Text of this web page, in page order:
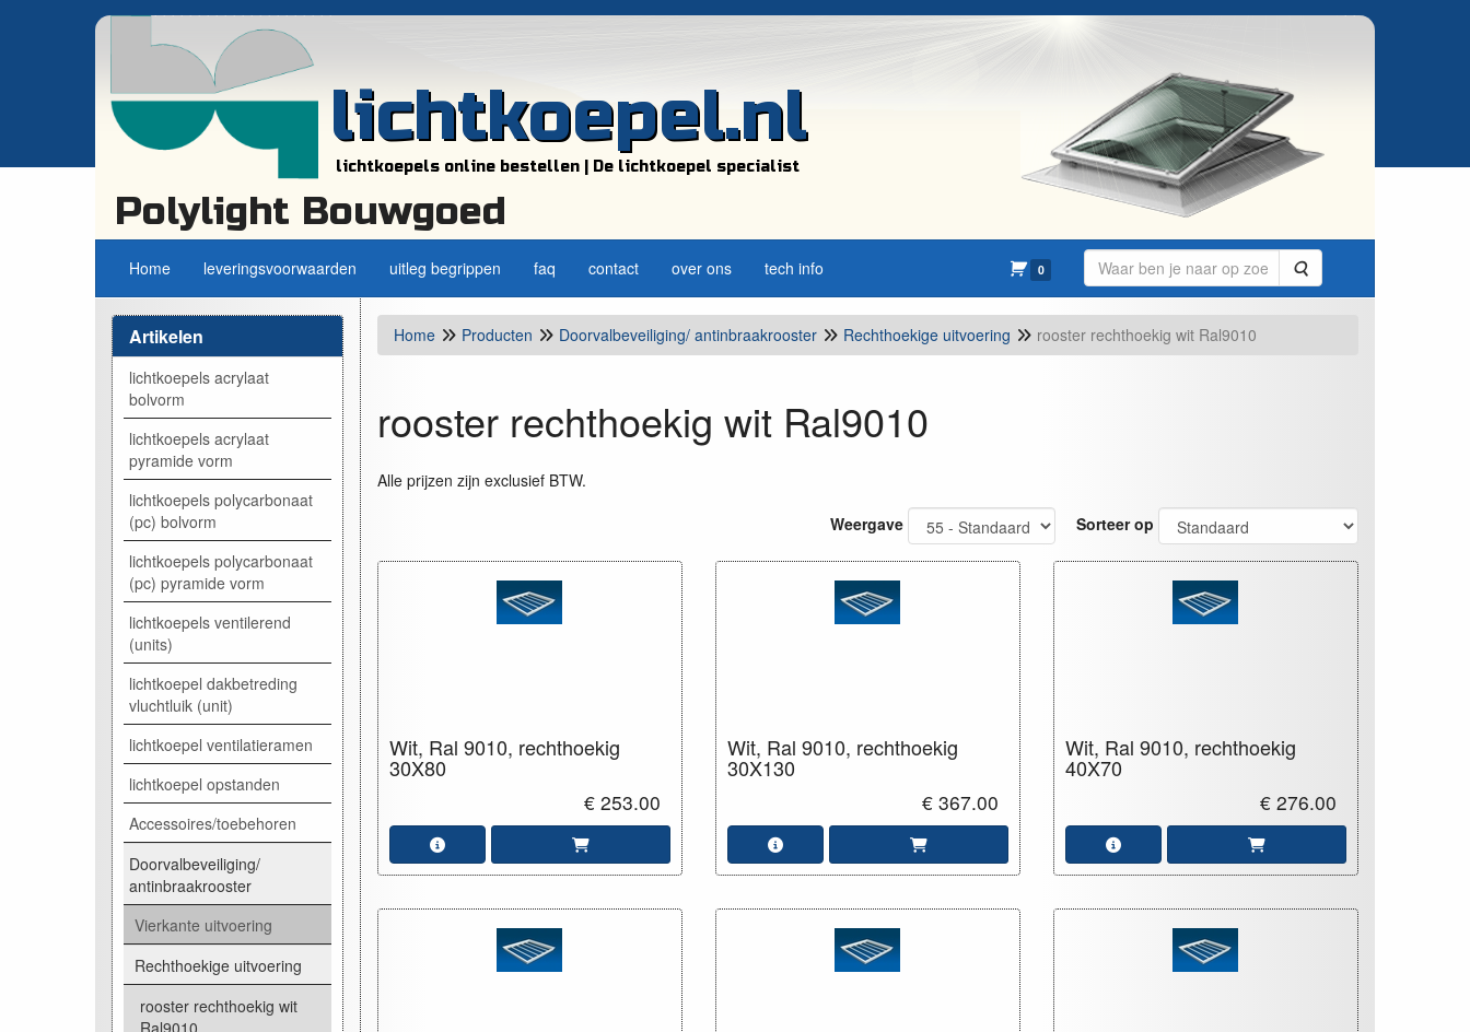
lichtkoepel.nl
lichtkoepels online bestellen | De lichtkoepel specialist
Polylight Bouwgoed
Home leveringsvoorwaarden uitleg begrippen faq contact over ons tech info 0 Zoeken
Artikelen
lichtkoepels acrylaat
bolvorm
lichtkoepels acrylaat
pyramide vorm
lichtkoepels polycarbonaat
(pc) bolvorm
lichtkoepels polycarbonaat
(pc) pyramide vorm
lichtkoepels ventilerend
(units)
lichtkoepel dakbetreding
vluchtluik (unit)
lichtkoepel ventilatieramen
lichtkoepel opstanden
Accessoires/toebehoren
Doorvalbeveiliging/
antinbraakrooster
Vierkante uitvoering
Rechthoekige uitvoering
rooster rechthoekig wit
Ral9010
Home Producten Doorvalbeveiliging/ antinbraakrooster Rechthoekige uitvoering rooster rechthoekig wit Ral9010
rooster rechthoekig wit Ral9010
Alle prijzen zijn exclusief BTW.
Weergave
Sorteer op
Wit, Ral 9010, rechthoekig
30X80
€ 253.00
Wit, Ral 9010, rechthoekig
30X130
€ 367.00
Wit, Ral 9010, rechthoekig
40X70
€ 276.00